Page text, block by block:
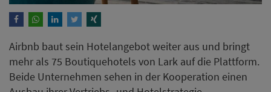
Airbnb baut sein Hotelangebot weiter aus und bringt
mehr als 75 Boutiquehotels von Lark auf die Plattform.
Beide Unternehmen sehen in der Kooperation einen